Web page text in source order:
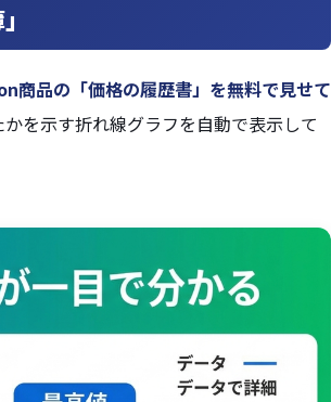
商品の「価格の履歴書」を無料で見せて
を示す折れ線グラフを自動で表示して